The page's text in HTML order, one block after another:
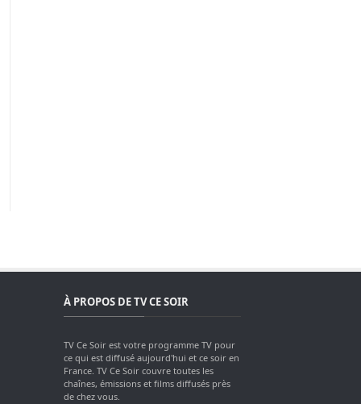
À PROPOS DE TV CE SOIR
TV Ce Soir est votre programme TV pour
ce qui est diffusé aujourd'hui et ce soir en
France. TV Ce Soir couvre toutes les
chaînes, émissions et films diffusés près
de chez vous.